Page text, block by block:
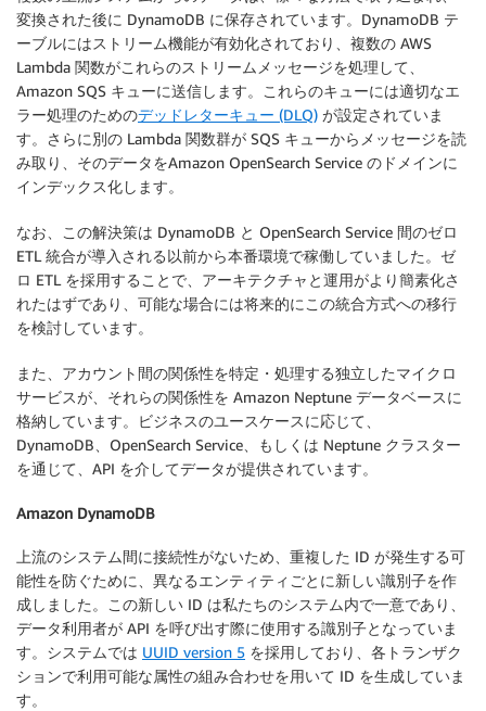
変換された後に DynamoDB に保存されています。DynamoDB テ
ーブルにはストリーム機能が有効化されており、複数の AWS
Lambda 関数がこれらのストリームメッセージを処理して、
Amazon SQS キューに送信します。これらのキューには適切なエ
ラー処理のためのデッドレターキュー (DLQ) が設定されていま
す。さらに別の Lambda 関数群が SQS キューからメッセージを読
み取り、そのデータをAmazon OpenSearch Service のドメインに
インデックス化します。
なお、この解決策は DynamoDB と OpenSearch Service 間のゼロ
ETL 統合が導入される以前から本番環境で稼働していました。ゼ
ロ ETL を採用することで、アーキテクチャと運用がより簡素化さ
れたはずであり、可能な場合には将来的にこの統合方式への移行
を検討しています。
また、アカウント間の関係性を特定・処理する独立したマイクロ
サービスが、それらの関係性を Amazon Neptune データベースに
格納しています。ビジネスのユースケースに応じて、
DynamoDB、OpenSearch Service、もしくは Neptune クラスター
を通じて、API を介してデータが提供されています。
Amazon DynamoDB
上流のシステム間に接続性がないため、重複した ID が発生する可
能性を防ぐために、異なるエンティティごとに新しい識別子を作
成しました。この新しい ID は私たちのシステム内で一意であり、
データ利用者が API を呼び出す際に使用する識別子となっていま
す。システムでは UUID version 5 を採用しており、各トランザク
ションで利用可能な属性の組み合わせを用いて ID を生成していま
す。